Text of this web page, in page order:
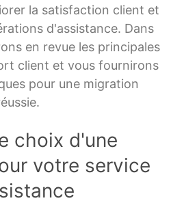
la satisfaction client et
d'assistance. Dans
en revue les principales
client et vous fournirons
pour une migration
choix d'une
votre service